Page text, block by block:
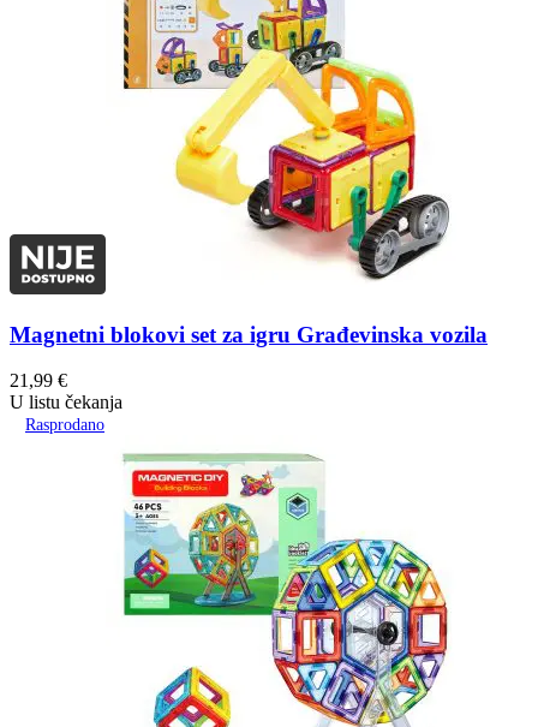
Magnetni blokovi set za igru Građevinska vozila
21,99 €
U listu čekanja
Rasprodano